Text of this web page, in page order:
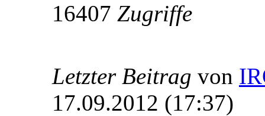
16407 Zugriffe
Letzter Beitrag von
17.09.2012 (17:37)